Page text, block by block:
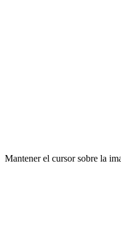
Mantener el cursor sobre la